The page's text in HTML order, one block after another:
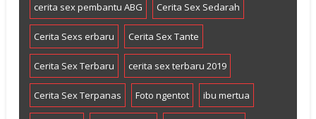
cerita sex pembantu ABG Cerita Sex Sedarah
Cerita Sexs erbaru Cerita Sex Tante
Cerita Sex Terbaru cerita sex terbaru 2019
Cerita Sex Terpanas Foto ngentot ibu mertua